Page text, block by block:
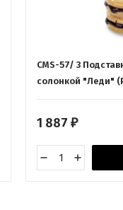
CMS-57/ 3
солонкой "Леди"
1 887 ₽